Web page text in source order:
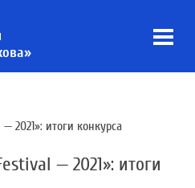
2021»: итоги конкурса
— 2021»: итоги